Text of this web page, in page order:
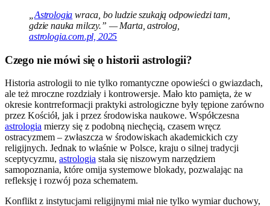
Astrologia wraca, bo ludzie szukają odpowiedzi tam,
gdzie nauka milczy.” — Marta, astrolog,
astrologia.com.pl, 2025
Czego nie mówi się o historii astrologii?
Historia astrologii to nie tylko romantyczne opowieści o gwiazdach,
ale też mroczne rozdziały i kontrowersje. Mało kto pamięta, że w
okresie kontrreformacji praktyki astrologiczne były tępione zarówno
przez Kościół, jak i przez środowiska naukowe. Współczesna
astrologia mierzy się z podobną niechęcią, czasem wręcz
ostracyzmem – zwłaszcza w środowiskach akademickich czy
religijnych. Jednak to właśnie w Polsce, kraju o silnej tradycji
sceptycyzmu, astrologia stała się niszowym narzędziem
samopoznania, które omija systemowe blokady, pozwalając na
refleksję i rozwój poza schematem.
Konflikt z instytucjami religijnymi miał nie tylko wymiar duchowy,